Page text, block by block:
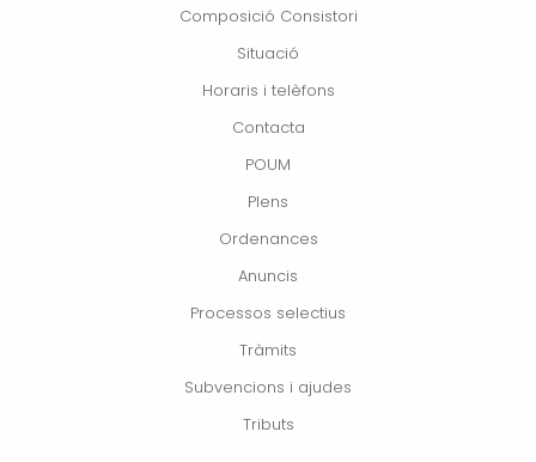
Composició Consistori
Situació
Horaris i telèfons
Contacta
POUM
Plens
Ordenances
Anuncis
Processos selectius
Tràmits
Subvencions i ajudes
Tributs